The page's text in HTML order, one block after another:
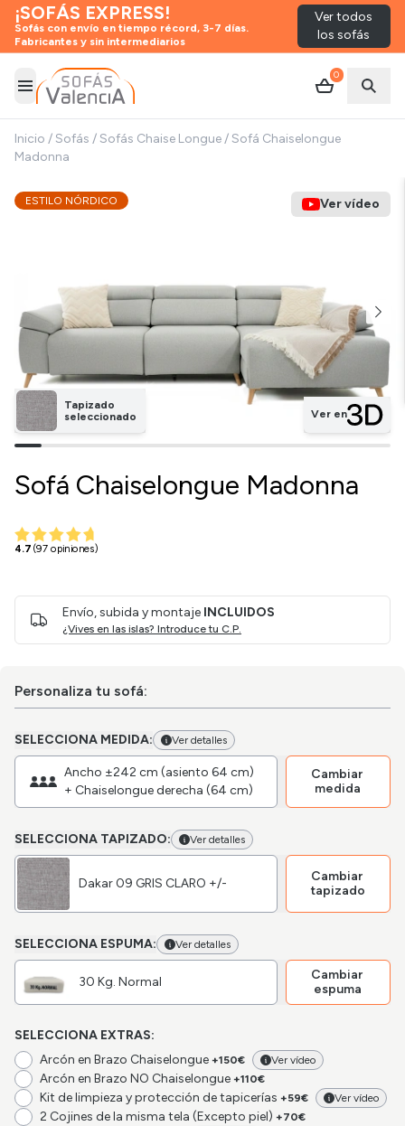
¡SOFÁS EXPRESS!
Sofás con envío en tiempo récord, 3-7 días.
Fabricantes y sin intermediarios
Ver todos
los sofás
Abrir menú
0
Inicio / Sofás / Sofás Chaise Longue/ Sofá Chaiselongue
Madonna
Tapizado
seleccionado
ESTILO NÓRDICO Ver vídeo
Ver en
Sofá Chaiselongue Madonna
4.7(97 opiniones)
Envío, subida y montaje INCLUIDOS
¿Vives en las islas? Introduce tu C.P.
Personaliza tu sofá:
SELECCIONA MEDIDA: Ver detalles
Ancho ±242 cm (asiento 64 cm)
+ Chaiselongue derecha (64 cm)
Cambiar
medida
SELECCIONA TAPIZADO: Ver detalles
Dakar 09 GRIS CLARO +/-
Cambiar
tapizado
SELECCIONA ESPUMA: Ver detalles
30 Kg. Normal
Cambiar
espuma
SELECCIONA EXTRAS:
Arcón en Brazo Chaiselongue +150€ Ver vídeo
Arcón en Brazo NO Chaiselongue +110€
Kit de limpieza y protección de tapicerías +59€ Ver vídeo
2 Cojines de la misma tela (Excepto piel) +70€